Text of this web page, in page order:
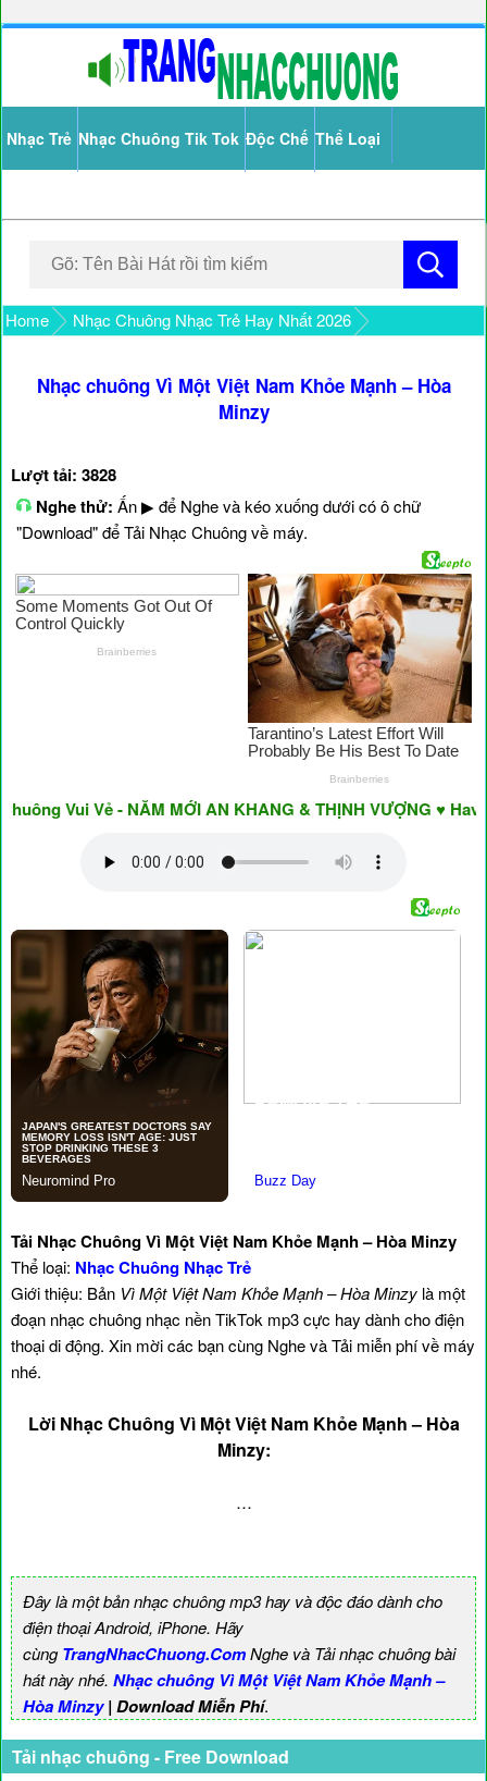
Nhạc Trẻ Nhạc Chuông Tik Tok Độc Chế Thể Loại
Home Nhạc Chuông Nhạc Trẻ Hay Nhất 2026
Nhạc chuông Vì Một Việt Nam Khỏe Mạnh – Hòa
Minzy
Lượt tải: 3828
Nghe thử: Ấn ▶ để Nghe và kéo xuống dưới có ô chữ
"Download" để Tải Nhạc Chuông về máy.
Vui Vẻ - NĂM MỚI AN KHANG & THỊNH VƯỢNG ♥ Have A
Tải Nhạc Chuông Vì Một Việt Nam Khỏe Mạnh – Hòa Minzy
Thể loại: Nhạc Chuông Nhạc Trẻ
Giới thiệu: Bản Vì Một Việt Nam Khỏe Mạnh – Hòa Minzy là một
đoạn nhạc chuông nhạc nền TikTok mp3 cực hay dành cho điện
thoại di động. Xin mời các bạn cùng Nghe và Tải miễn phí về máy
nhé.
Lời Nhạc Chuông Vì Một Việt Nam Khỏe Mạnh – Hòa
Minzy:
…
Đây là một bản nhạc chuông mp3 hay và độc đáo dành cho
điện thoại Android, iPhone. Hãy
cùngTrangNhacChuong.ComNghe và Tải nhạc chuông bài
hát này nhé. Nhạc chuông Vì Một Việt Nam Khỏe Mạnh –
Hòa Minzy| Download Miễn Phí.
Tải nhạc chuông - Free Download